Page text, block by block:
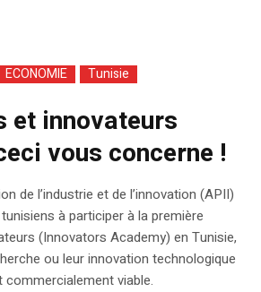
ECONOMIE Tunisie
et innovateurs
vous concerne !
de l’industrie et de l’innovation (APII)
à participer à la première
(Innovators Academy) en Tunisie,
ou leur innovation technologique
viable.